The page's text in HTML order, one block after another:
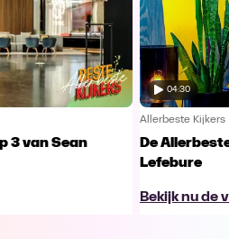
3 van Sean
04:30
Allerbeste Kijkers
De
Lefebure
Bekijk nu de